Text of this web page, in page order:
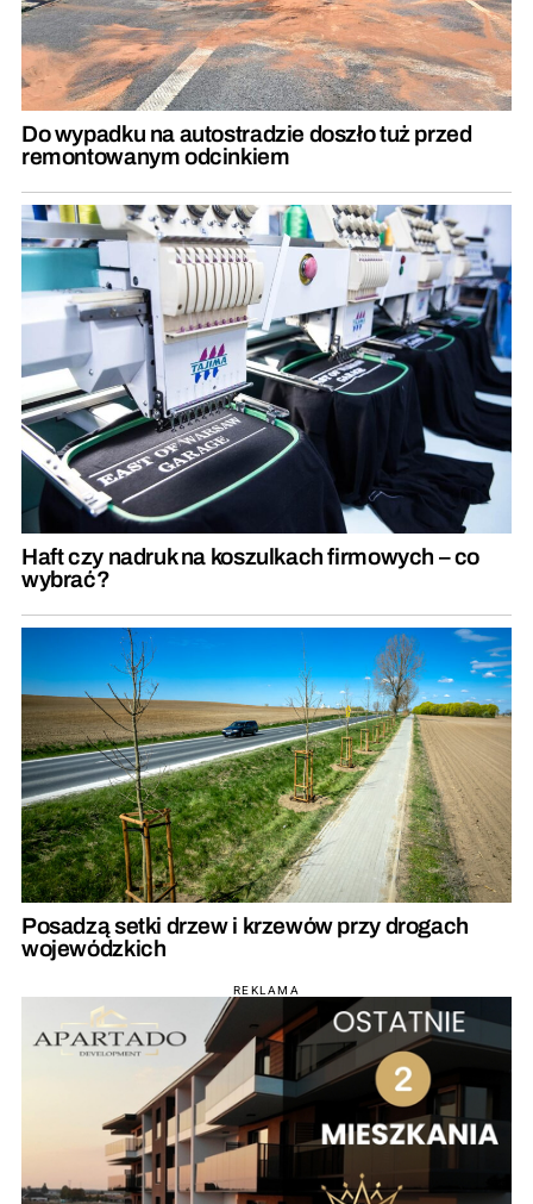
Do wypadku na autostradzie doszło tuż przed
remontowanym odcinkiem
Haft czy nadruk na koszulkach firmowych – co
wybrać?
Posadzą setki drzew i krzewów przy drogach
wojewódzkich
REKLAMA